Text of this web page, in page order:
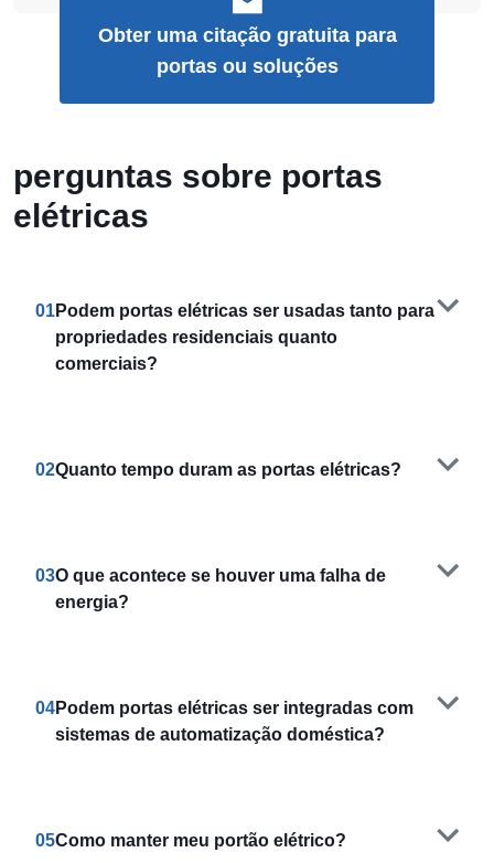
Obter uma citação gratuita para
portas ou soluções
perguntas sobre portas
elétricas
01Podem portas elétricas ser usadas tanto para
propriedades residenciais quanto
comerciais?
02Quanto tempo duram as portas elétricas?
03O que acontece se houver uma falha de
energia?
04Podem portas elétricas ser integradas com
sistemas de automatização doméstica?
05Como manter meu portão elétrico?